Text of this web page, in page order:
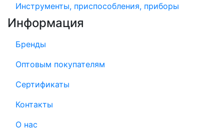
Инструменты, приспособления, приборы
Информация
Бренды
Оптовым покупателям
Сертификаты
Контакты
О нас